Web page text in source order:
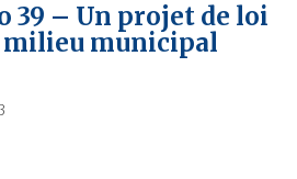
39 – Un projet de loi
milieu municipal